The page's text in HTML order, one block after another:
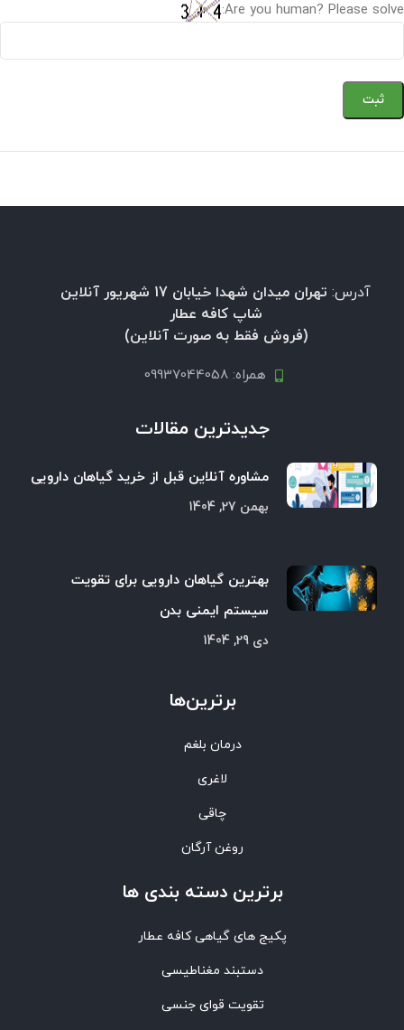
Are you human? Please solve:
آدرس:
تهران میدان شهدا خیابان 17 شهریور آنلاین
شاپ کافه عطار
(فروش فقط به صورت آنلاین)
همراه: 09937044058
جدیدترین مقالات
مشاوره آنلاین قبل از خرید گیاهان دارویی
بهمن 27, 1404
بهترین گیاهان دارویی برای تقویت
سیستم ایمنی بدن
دی 29, 1404
برترین‌ها
درمان بلغم
لاغری
چاقی
روغن آرگان
برترین‌ دسته بندی ها
پکیج های گیاهی کافه عطار
دستبند مغناطیسی
تقویت قوای جنسی